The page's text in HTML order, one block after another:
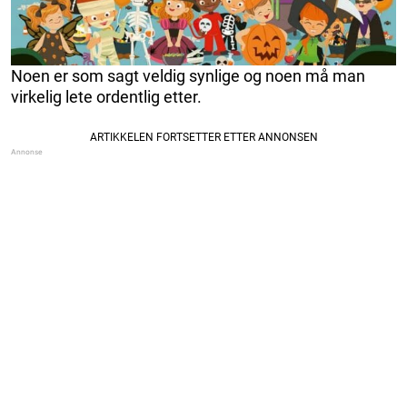
Noen er som sagt veldig synlige og noen må man
virkelig lete ordentlig etter.